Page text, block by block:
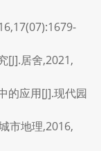
[J].居舍,2021,
的应用[J].现代园
市地理,2016,